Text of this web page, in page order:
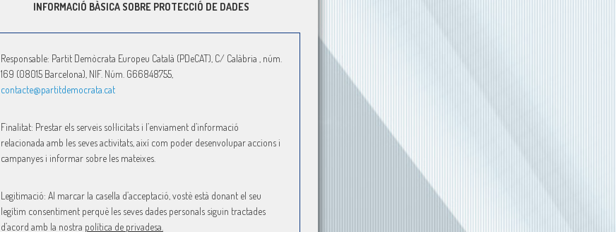
INFORMACIÓ BÀSICA SOBRE PROTECCIÓ DE DADES
Responsable: Partit Demòcrata Europeu Català (PDeCAT), C/ Calàbria , núm.
169 (08015 Barcelona), NIF. Núm. G66848755,
contacte@partitdemocrata.cat
Finalitat: Prestar els serveis sol·licitats i l’enviament d’informació
relacionada amb les seves activitats, així com poder desenvolupar accions i
campanyes i informar sobre les mateixes.
Legitimació: Al marcar la casella d’acceptació, vostè està donant el seu
legítim consentiment perquè les seves dades personals siguin tractades
d’acord amb la nostra política de privadesa.